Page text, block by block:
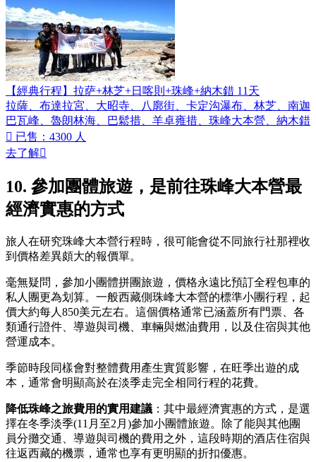
【經典行程】拉萨+林芝+日喀則+珠峰+納木錯 11天
拉薩、布達拉宮、大昭寺、八廓街、卡定沟瀑布、林芝、南迦
巴瓦峰、魯朗林海、巴鬆措、羊卓雍措、珠峰大本營、納木錯
 已售：4300 人
去了解
10. 參加團體旅遊，是前往珠峰大本營最
經濟實惠的方式
旅人在研究珠峰大本營行程時，很可能會從不同旅行社那裡收
到價格差異頗大的報價單。
毫無疑問，參加小團體拼團旅遊，價格永遠比預訂全程包車的
私人團更為划算。一般西藏側珠峰大本營的標準小團行程，起
價大約每人850美元左右。這個價格通常已涵蓋所有門票、各
類通行證件、導遊與司機、車輛與燃油費用，以及住宿與其他
營運成本。
季節時段同樣會對整體費用產生實質影響，在旺季出遊的成
本，通常會明顯高於在淡季走完全相同行程的花費。
降低珠峰之旅費用的實用建議 ：其中最經濟實惠的方式，是選
擇在冬季淡季(11月至2月)參加小團體旅遊。除了能與其他團
員分攤交通、導遊與司機的費用之外，這段時期的酒店住宿與
往返西藏的機票，通常也享有更明顯的折扣優惠。